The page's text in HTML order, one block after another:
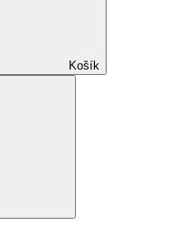
Košík